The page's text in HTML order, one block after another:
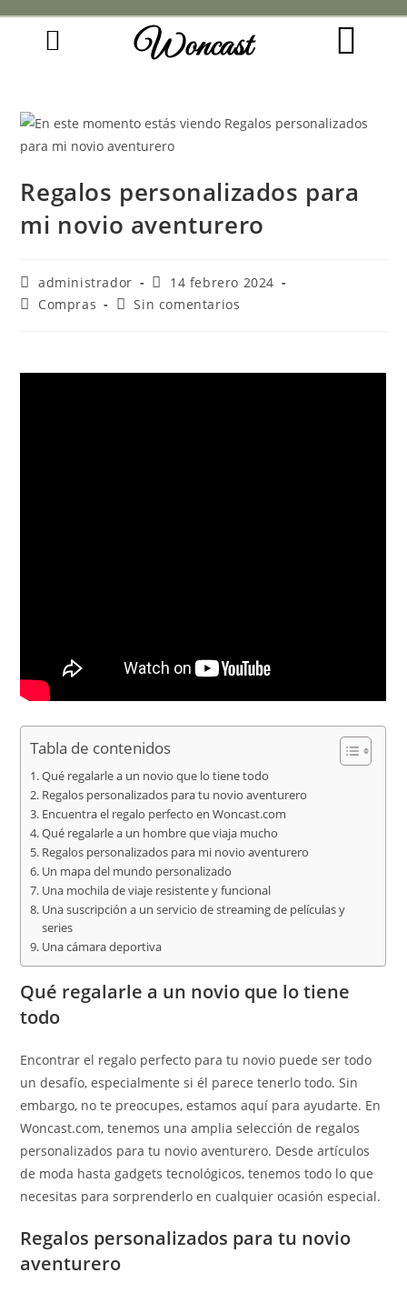
Woncast
Regalos personalizados para
mi novio aventurero
administrador
14 febrero 2024
Compras
Sin comentarios
Tabla de contenidos
Qué regalarle a un novio que lo tiene todo
Regalos personalizados para tu novio aventurero
Encuentra el regalo perfecto en Woncast.com
Qué regalarle a un hombre que viaja mucho
Regalos personalizados para mi novio aventurero
Un mapa del mundo personalizado
Una mochila de viaje resistente y funcional
Una suscripción a un servicio de streaming de películas y
series
Una cámara deportiva
Qué regalarle a un novio que lo tiene
todo
Encontrar el regalo perfecto para tu novio puede ser todo
un desafío, especialmente si él parece tenerlo todo. Sin
embargo, no te preocupes, estamos aquí para ayudarte. En
Woncast.com, tenemos una amplia selección de regalos
personalizados para tu novio aventurero. Desde artículos
de moda hasta gadgets tecnológicos, tenemos todo lo que
necesitas para sorprenderlo en cualquier ocasión especial.
Regalos personalizados para tu novio
aventurero